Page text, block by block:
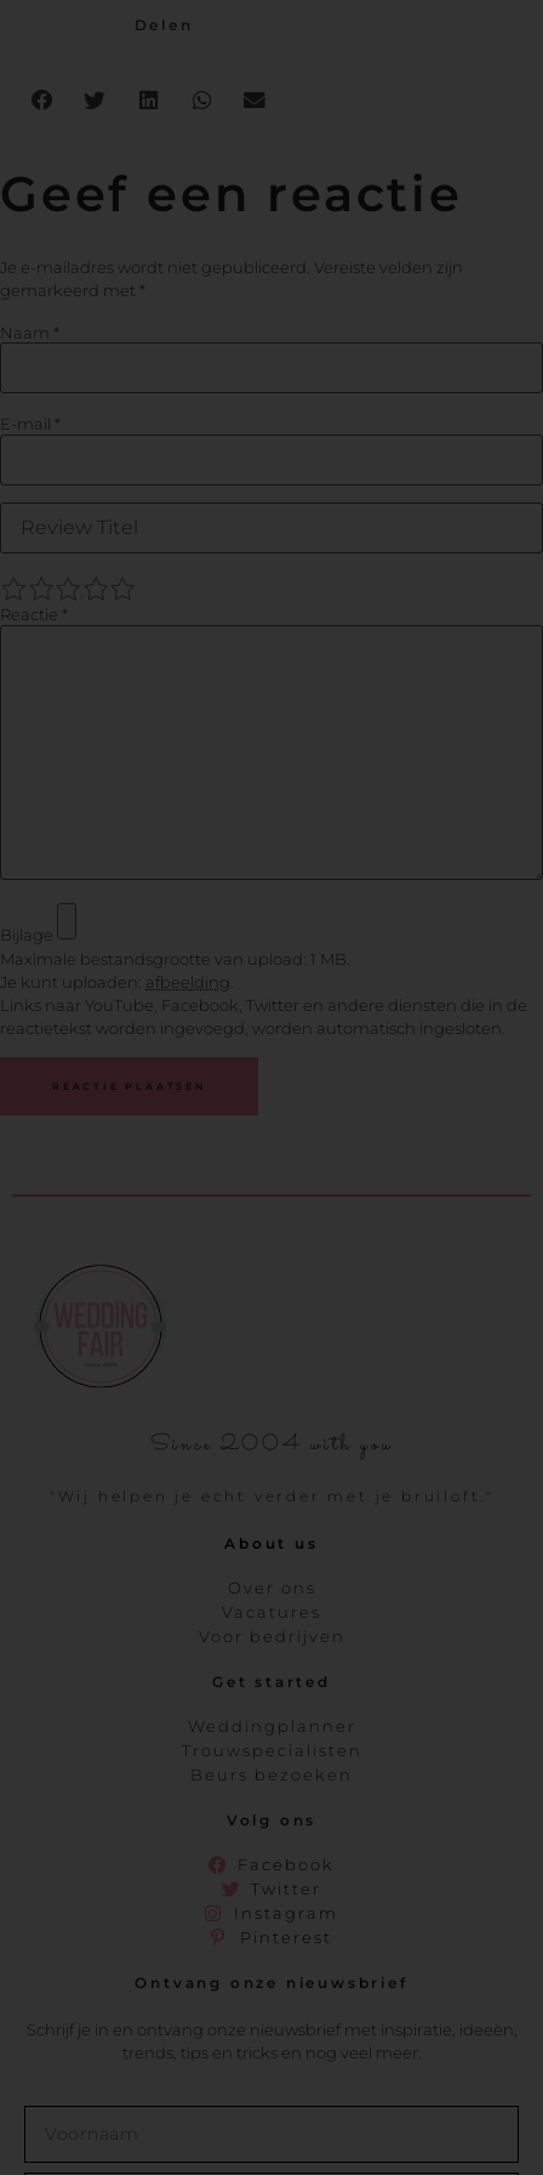
Delen
Geef een reactie
Je e-mailadres wordt niet gepubliceerd. Vereiste velden zijn
gemarkeerd met *
Naam *
E-mail *
5
4
3
2
Reactie *
Bijlage
Maximale bestandsgrootte van upload: 1 MB.
Je kunt uploaden: afbeelding
Links naar YouTube, Facebook, Twitter en andere diensten die in de
reactietekst worden ingevoegd, worden automatisch ingesloten.
Since 2004 with you
"Wij helpen je echt verder met je bruiloft."
About us
Over ons
Vacatures
Voor bedrijven
Get started
Weddingplanner
Trouwspecialisten
Beurs bezoeken
Volg ons
Facebook
Twitter
Instagram
Pinterest
Ontvang onze nieuwsbrief
Schrijf je in en ontvang onze nieuwsbrief met inspiratie, ideeën,
trends, tips en tricks en nog veel meer.